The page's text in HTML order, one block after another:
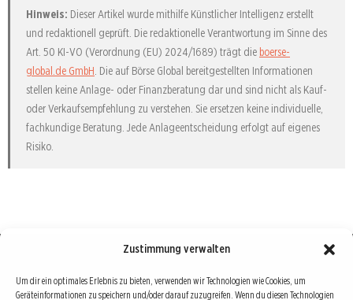
Zustimmung verwalten
Um dir ein optimales Erlebnis zu bieten, verwenden wir Technologien wie Cookies, um
Geräteinformationen zu speichern und/oder darauf zuzugreifen. Wenn du diesen Technologien
Hinweis: Dieser Artikel wurde mithilfe Künstlicher Intelligenz erstellt
und redaktionell geprüft. Die redaktionelle Verantwortung im Sinne des
Art. 50 KI-VO (Verordnung (EU) 2024/1689) trägt die boerse-
global.de GmbH. Die auf Börse Global bereitgestellten Informationen
stellen keine Anlage- oder Finanzberatung dar und sind nicht als Kauf-
oder Verkaufsempfehlung zu verstehen. Sie ersetzen keine individuelle,
fachkundige Beratung. Jede Anlageentscheidung erfolgt auf eigenes
Risiko.
Börse : lokal, international, global